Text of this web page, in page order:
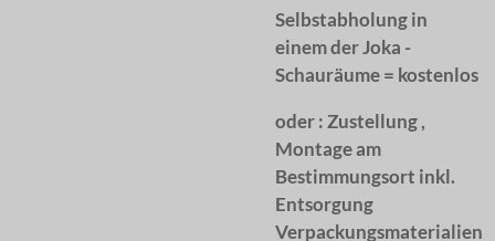
Selbstabholung in
einem der Joka -
Schauräume = kostenlos
oder :Zustellung ,
Montage am
Bestimmungsort inkl.
Entsorgung
Verpackungsmaterialien